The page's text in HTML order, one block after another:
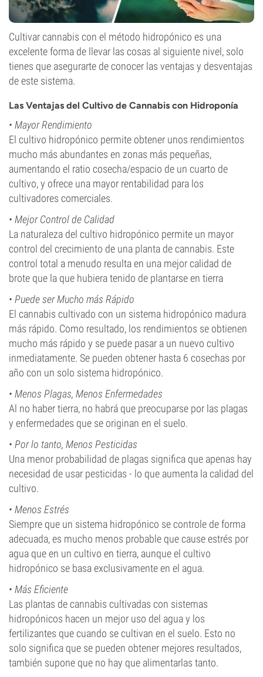
Cultivar cannabis con el método hidropónico es una
excelente forma de llevar las cosas al siguiente nivel, solo
tienes que asegurarte de conocer las ventajas y desventajas
de este sistema.
Las Ventajas del Cultivo de Cannabis con Hidroponía
• Mayor Rendimiento
El cultivo hidropónico permite obtener unos rendimientos
mucho más abundantes en zonas más pequeñas,
aumentando el ratio cosecha/espacio de un cuarto de
cultivo, y ofrece una mayor rentabilidad para los
cultivadores comerciales.
• Mejor Control de Calidad
La naturaleza del cultivo hidropónico permite un mayor
control del crecimiento de una planta de cannabis. Este
control total a menudo resulta en una mejor calidad de
brote que la que hubiera tenido de plantarse en tierra
• Puede ser Mucho más Rápido
El cannabis cultivado con un sistema hidropónico madura
más rápido. Como resultado, los rendimientos se obtienen
mucho más rápido y se puede pasar a un nuevo cultivo
inmediatamente. Se pueden obtener hasta 6 cosechas por
año con un solo sistema hidropónico.
• Menos Plagas, Menos Enfermedades
Al no haber tierra, no habrá que preocuparse por las plagas
y enfermedades que se originan en el suelo.
• Por lo tanto, Menos Pesticidas
Una menor probabilidad de plagas significa que apenas hay
necesidad de usar pesticidas - lo que aumenta la calidad del
cultivo.
• Menos Estrés
Siempre que un sistema hidropónico se controle de forma
adecuada, es mucho menos probable que cause estrés por
agua que en un cultivo en tierra, aunque el cultivo
hidropónico se basa exclusivamente en el agua.
• Más Eficiente
Las plantas de cannabis cultivadas con sistemas
hidropónicos hacen un mejor uso del agua y los
fertilizantes que cuando se cultivan en el suelo. Esto no
solo significa que se pueden obtener mejores resultados,
también supone que no hay que alimentarlas tanto.